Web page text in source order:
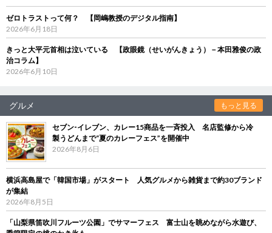
ゼロトラストって何？ 【岡嶋教授のデジタル指南】
2026年6月18日
きっと大平元首相は泣いている 【政眼鏡（せいがんきょう）－本田雅俊の政
治コラム】
2026年6月10日
グルメ もっと見る
セブン‐イレブン、カレー15商品を一斉投入 名店監修から冷
製うどんまで“夏のカレーフェス”を開催中
2026年8月6日
横浜高島屋で「韓国市場」がスタート 人気グルメから雑貨まで約30ブランド
が集結
2026年8月5日
「山梨県笛吹川フルーツ公園」でサマーフェス 富士山を眺めながら水遊び、